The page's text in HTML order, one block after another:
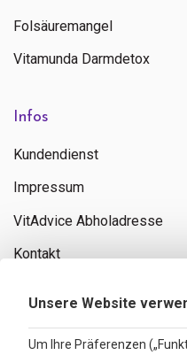
Folsäuremangel
Vitamunda Darmdetox
Infos
Kundendienst
Impressum
VitAdvice Abholadresse
Kontakt
Unsere Website
Um Ihre Präferenzen